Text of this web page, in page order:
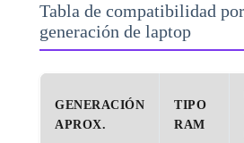
Tabla de compatibilidad por
generación de laptop
GENERACIÓN
APROX.
TIPO
RAM